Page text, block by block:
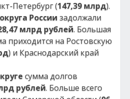
Петербург (147,39 млрд).
России задолжали
млрд рублей. Большая
приходится на Ростовскую
) и Краснодарский край
сумма долгов
рублей. Больше всего